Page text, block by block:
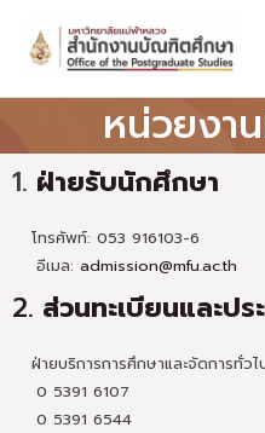
content
หน่วยงา
1. ฝ่ายรับนักศึกษา
โทรศัพท์: 053 916103-6
อีเมล: admission@mfu.ac.th
2. ส่วนทะเบียนและป
ฝ่ายบริการการศึกษาและจัดการทั่วไ
0 5391 6107
0 5391 6544